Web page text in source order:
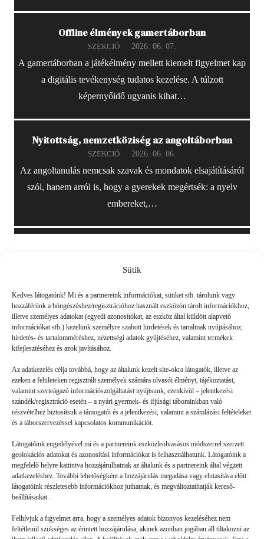
Sütik
Kedves látogatónk! Mi és a partnereink információkat, sütiket stb. tárolunk vagy
hozzáférünk a böngészéshez/regisztrációhoz használt eszközön tárolt információkhoz,
illetve személyes adatokat (egyedi azonosítókat, az eszköz által küldött alapvető
információkat stb.) kezelünk személyre szabott hirdetések és tartalmak nyújtásához,
hirdetés- és tartalomméréshez, nézettségi adatok gyűjtéséhez, valamint termékek
kifejlesztéséhez és azok javításához.
Az adatkezelés célja továbbá, hogy az általunk kezelt site-okra látogatók, illetve az
ezeken a felületeken regisztrált személyek számára olvasói élményt, tájékoztatást,
valamint szerteágazó információszolgáltatást nyújtsunk, ezenkívül – jelentkezési
szándék/regisztráció esetén – a nyári gyermek- és ifjúsági táborainkban való
részvételhez biztosítsuk a támogatói és a jelentkezési, valamint a számlázási feltételeket
és a táborszervezéssel kapcsolatos kommunikációt.
Látogatóink engedélyével mi és a partnereink eszközleolvasásos módszerrel szerzett
geolokációs adatokat és azonosítási információkat is felhasználhatunk. Látogatóink a
megfelelő helyre kattintva hozzájárulhatnak az általunk és a partnereink által végzett
adatkezeléshez. További lehetőségként a hozzájárulás megadása vagy elutasítása előtt
látogatóink részletesebb információkhoz juthatnak, és megváltoztathatják kereső-
beállításaikat.
Felhívjuk a figyelmet arra, hogy a személyes adatok bizonyos kezeléséhez nem
feltétlenül szükséges az érintett hozzájárulása, akinek azonban jogában áll tiltakozni az
Offline élmények gamertáborban
SZEKCIÓ 2026. 06. 07.
A gamertáborban a játékélmény mellett kiemelt figyelmet kap
a digitális tevékenység tudatos kezelése. A túlzott
képernyőidő ugyanis kihat…
Nyitottság, nemzetköziség az angoltáborban
SZEKCIÓ 2026. 06. 06.
Az angoltanulás nemcsak szavak és mondatok elsajátításáról
szól, hanem arról is, hogy a gyerekek megértsék: a nyelv
embereket,…
Friss
Volt gyors megoldás
GYEREKSZEM
B. L. élményei: Ha valaki rosszul lett, vagy valami gondja
akadt, a mókusok azonnal segítettek. (Ebben a táborban a